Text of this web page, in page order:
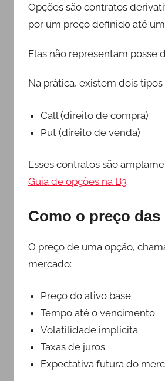
Opções são contratos
por um preço definido até
Elas não representam posse
Na prática, existem dois
Call (direito de compra)
Put (direito de venda)
Esses contratos são
Guia de opções na B3
Como o preço
O preço de uma opção,
mercado:
Preço do ativo base
Tempo até o vencimento
Volatilidade implícita
Taxas de juros
Expectativa futura do